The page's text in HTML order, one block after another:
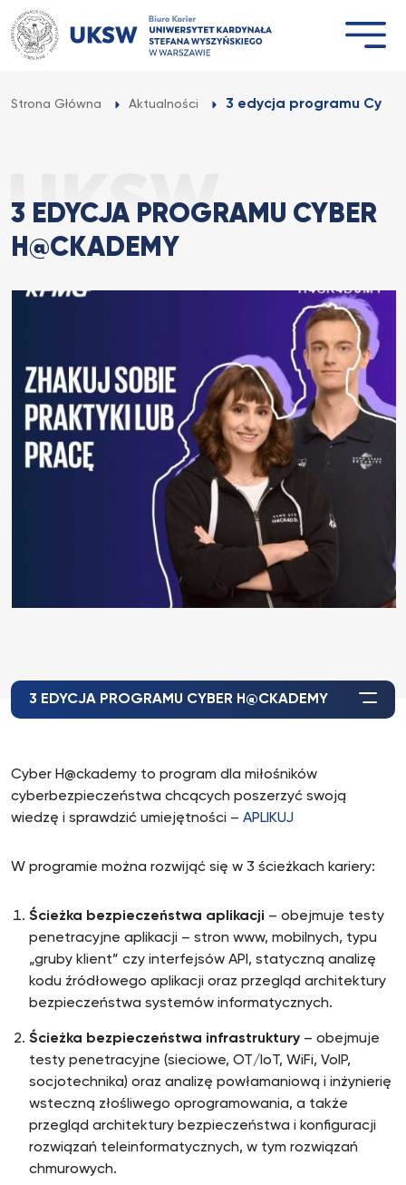
Przejdź
do
treści
Strona Główna Aktualności 3 edycja programu Cyber
3 EDYCJA PROGRAMU CYBER
H@CKADEMY
3 EDYCJA PROGRAMU CYBER H@CKADEMY
Cyber H@ckademy to program dla miłośników
cyberbezpieczeństwa chcących poszerzyć swoją
wiedzę i sprawdzić umiejętności – APLIKUJ
W programie można rozwijąć się w 3 ścieżkach kariery:
Ścieżka bezpieczeństwa aplikacji – obejmuje testy
penetracyjne aplikacji – stron www, mobilnych, typu
„gruby klient” czy interfejsów API, statyczną analizę
kodu źródłowego aplikacji oraz przegląd architektury
bezpieczeństwa systemów informatycznych.
Ścieżka bezpieczeństwa infrastruktury – obejmuje
testy penetracyjne (sieciowe, OT/IoT, WiFi, VoIP,
socjotechnika) oraz analizę powłamaniową i inżynierię
wsteczną złośliwego oprogramowania, a także
przegląd architektury bezpieczeństwa i konfiguracji
rozwiązań teleinformatycznych, w tym rozwiązań
chmurowych.